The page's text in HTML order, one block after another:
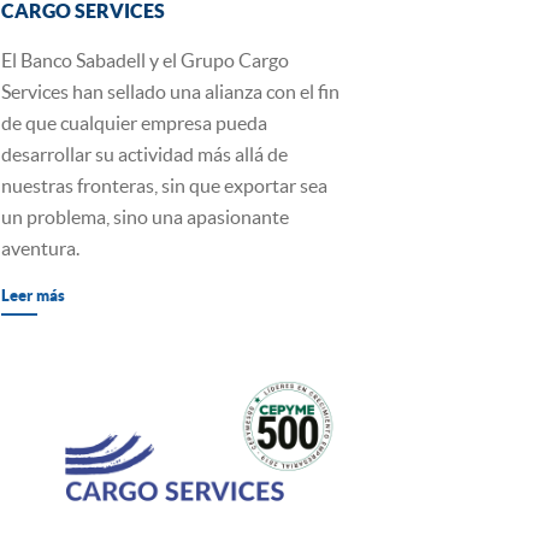
CARGO SERVICES
El Banco Sabadell y el Grupo Cargo
Services han sellado una alianza con el fin
de que cualquier empresa pueda
desarrollar su actividad más allá de
nuestras fronteras, sin que exportar sea
un problema, sino una apasionante
aventura.
Leer más